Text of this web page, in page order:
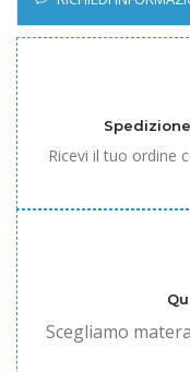
Ricevi il tuo ordine
Scegliamo